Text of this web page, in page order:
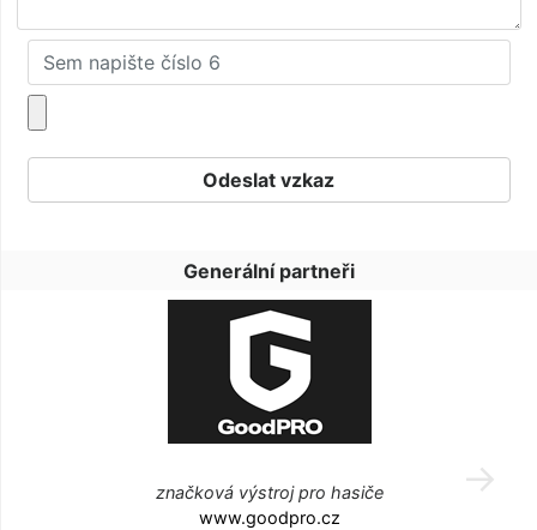
Generální partneři
značková výstroj pro hasiče
www.goodpro.cz